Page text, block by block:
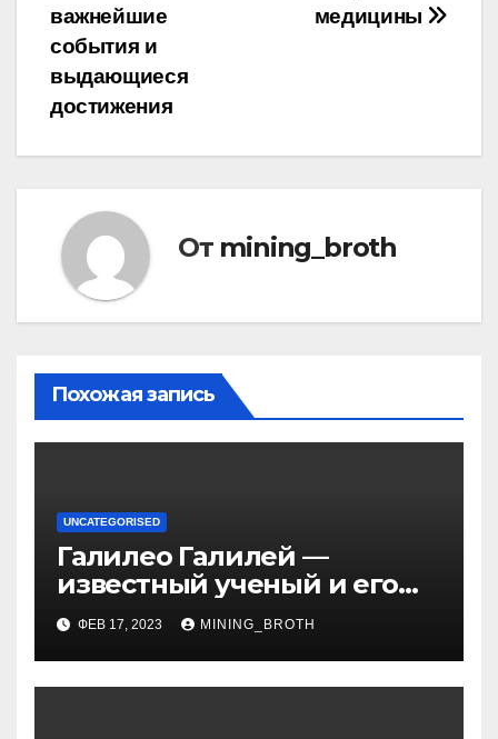
медицины
важнейшие
события и
выдающиеся
достижения
От mining_broth
Похожая запись
UNCATEGORISED
Галилео Галилей —
известный ученый и его
открытия — краткая
биография, достижения и
вклад в науку
ФЕВ 17, 2023 MINING_BROTH